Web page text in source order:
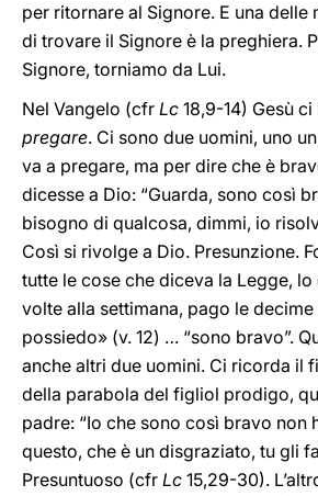
per ritornare al Signore. E una delle
di trovare il Signore è la preghiera.
Signore, torniamo da Lui.
Nel Vangelo (cfr Lc 18,9-14) Gesù ci
pregare. Ci sono due uomini, uno
va a pregare, ma per dire che è
dicesse a Dio: “Guarda, sono così
bisogno di qualcosa, dimmi, io
Così si rivolge a Dio. Presunzione.
tutte le cose che diceva la Legge,
volte alla settimana, pago le
possiedo» (v. 12) … “sono bravo”.
anche altri due uomini. Ci ricorda il
della parabola del figliol prodigo,
padre: “Io che sono così bravo non
questo, che è un disgraziato, tu gli
Presuntuoso (cfr Lc 15,29-30).